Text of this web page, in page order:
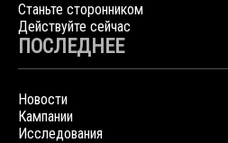
Станьте сторонником
Действуйте сейчас
ПОСЛЕДНЕЕ
Новости
Кампании
Исследования